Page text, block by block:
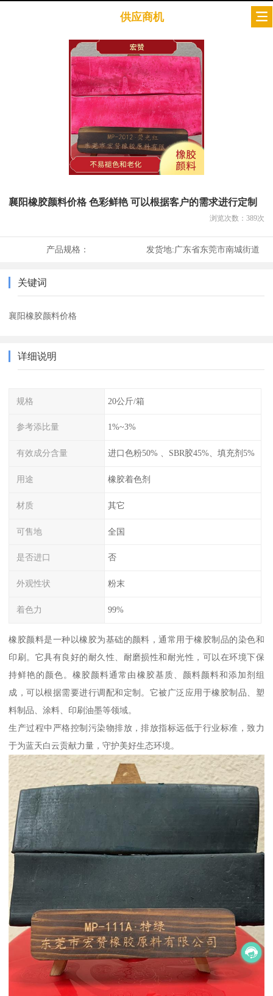
供应商机
襄阳橡胶颜料价格 色彩鲜艳 可以根据客户的需求进行定制
浏览次数： 389次
产品规格： 发货地:广东省东莞市南城街道
关键词
襄阳橡胶颜料价格
详细说明
规格 20公斤/箱
参考添比量 1%~3%
有效成分含量 进口色粉50% 、SBR胶45%、填充剂5%
用途 橡胶着色剂
材质 其它
可售地 全国
是否进口 否
外观性状 粉末
着色力 99%
橡胶颜料是一种以橡胶为基础的颜料，通常用于橡胶制品的染色和
印刷。它具有良好的耐久性、耐磨损性和耐光性，可以在环境下保
持鲜艳的颜色。橡胶颜料通常由橡胶基质、颜料颜料和添加剂组
成，可以根据需要进行调配和定制。它被广泛应用于橡胶制品、塑
料制品、涂料、印刷油墨等领域。
生产过程中严格控制污染物排放，排放指标远低于行业标准，致力
于为蓝天白云贡献力量，守护美好生态环境。